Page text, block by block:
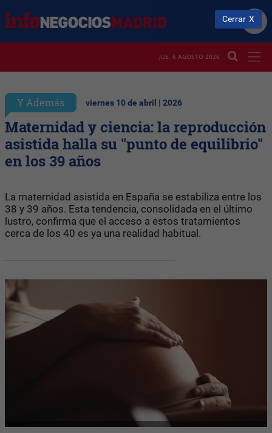
JUE. 6 AGOSTO 2026
Y Además viernes 10 de abril | 2026
Maternidad y ciencia: la reproducción
asistida halla su "punto de equilibrio"
en los 39 años
La maternidad asistida en España se estabiliza entre los
38 y 39 años. Esta tendencia, consolidada en el último
lustro, confirma que el acceso a estos tratamientos
cerca de los 40 es ya una realidad habitual.
Cerrar